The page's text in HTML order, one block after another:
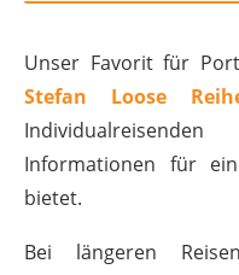
Unser Favorit für
Stefan Loose
Informationen für
bietet.
Bei längeren